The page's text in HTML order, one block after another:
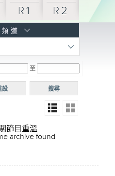
R1 R2
電台
普通
道
至
搜尋
設
節目重溫
archive found